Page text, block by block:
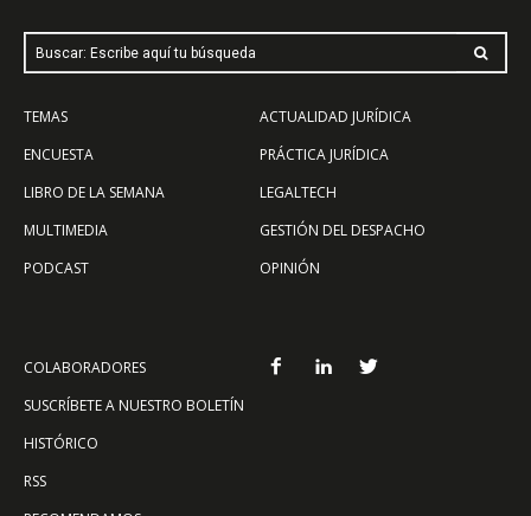
Buscar: Escribe aquí tu búsqueda
TEMAS
ENCUESTA
LIBRO DE LA SEMANA
MULTIMEDIA
PODCAST
ACTUALIDAD JURÍDICA
PRÁCTICA JURÍDICA
LEGALTECH
GESTIÓN DEL DESPACHO
OPINIÓN
COLABORADORES
SUSCRÍBETE A NUESTRO BOLETÍN
HISTÓRICO
RSS